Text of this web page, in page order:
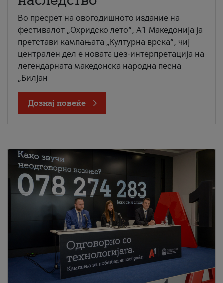
Во пресрет на овогодишното издание на
фестивалот „Охридско лето“, А1 Македонија ја
претстави кампањата „Културна врска“, чиј
централен дел е новата џез-интерпретација на
легендарната македонска народна песна
„Билјан
Дознај повеќе